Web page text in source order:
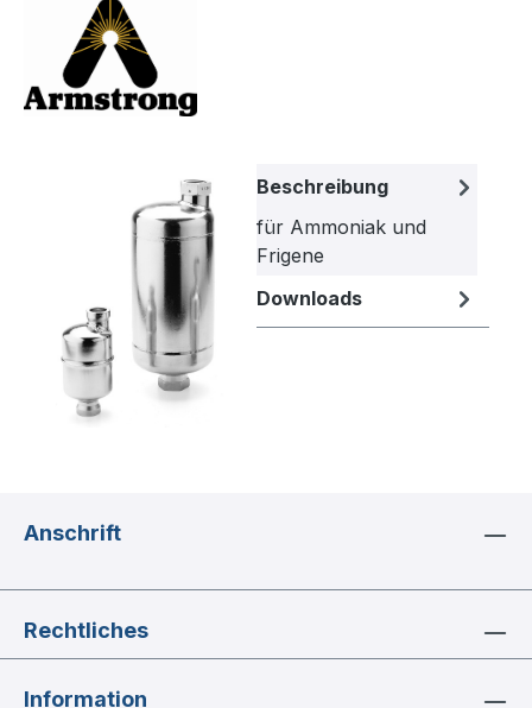
Bildergalerie überspringenBeschreibung
für Ammoniak und
Frigene
Downloads
Anschrift
Rechtliches
Information